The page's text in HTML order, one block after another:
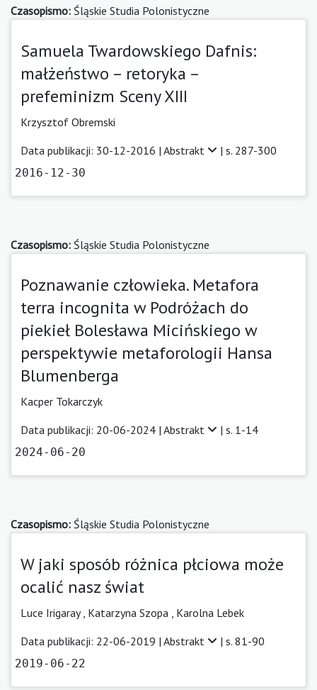
Czasopismo: Śląskie Studia Polonistyczne
Samuela Twardowskiego Dafnis:
małżeństwo – retoryka –
prefeminizm Sceny XIII
Krzysztof Obremski
Data publikacji: 30-12-2016 | Abstrakt | s. 287-300
2016-12-30
Czasopismo: Śląskie Studia Polonistyczne
Poznawanie człowieka. Metafora
terra incognita w Podróżach do
piekieł Bolesława Micińskiego w
perspektywie metaforologii Hansa
Blumenberga
Kacper Tokarczyk
Data publikacji: 20-06-2024 | Abstrakt | s. 1-14
2024-06-20
Czasopismo: Śląskie Studia Polonistyczne
W jaki sposób różnica płciowa może
ocalić nasz świat
Luce Irigaray , Katarzyna Szopa
Karolna Lebek
Data publikacji: 22-06-2019 | Abstrakt | s. 81-90
2019-06-22